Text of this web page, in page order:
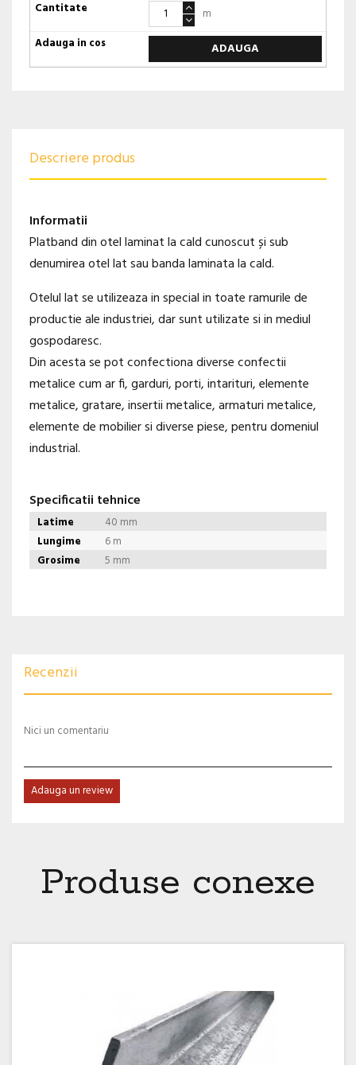
m
ADAUGA
Descriere produs
Informatii
Platband din otel laminat la cald cunoscut și sub
denumirea otel lat sau banda laminata la cald.
Otelul lat se utilizeaza in special in toate ramurile de
productie ale industriei, dar sunt utilizate si in mediul
gospodaresc.
Din acesta se pot confectiona diverse confectii
metalice cum ar fi, garduri, porti, intarituri, elemente
metalice, gratare, insertii metalice, armaturi metalice,
elemente de mobilier si diverse piese, pentru domeniul
industrial.
Specificatii tehnice
Latime
40 mm
Lungime
6 m
Grosime
5 mm
Recenzii
Nici un comentariu
Adauga un review
Produse conexe